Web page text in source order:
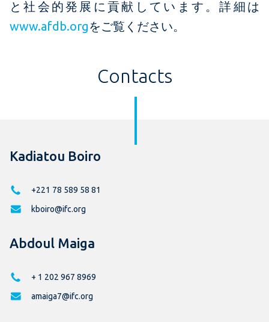
と社会的発展に貢献しています。詳細は
www.afdb.orgをご覧ください。
Contacts
Kadiatou Boiro
+221 78 589 58 81
kboiro@ifc.org
Abdoul Maiga
+ 1 202 967 8969
amaiga7@ifc.org